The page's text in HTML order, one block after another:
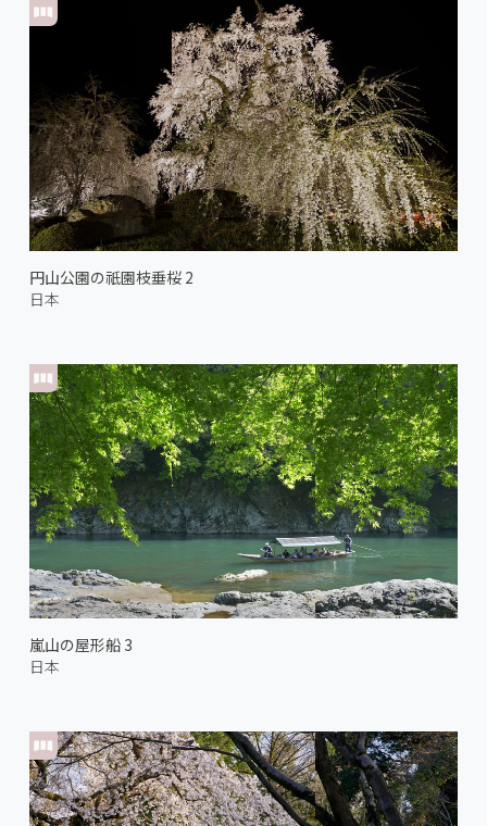
円山公園の祇園枝垂桜 2
日本
嵐山の屋形船 3
日本